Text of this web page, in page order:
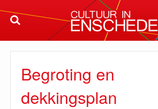
Begroting en
dekkingsplan